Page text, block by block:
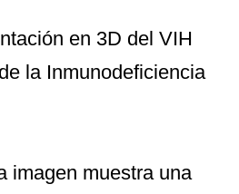
en 3D del VIH
la Inmunodeficiencia
imagen muestra una